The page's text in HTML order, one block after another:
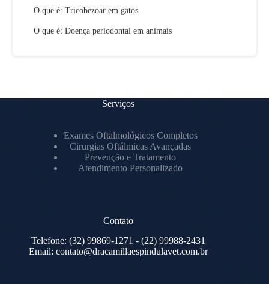
O que é: Tricobezoar em gatos
O que é: Doença periodontal em animais
Serviços
Exames Oftalmológicos Completos
Cirurgias Oftálmicas Avançadas
Prevenção e Tratamento
Atendimento Personalizado
Contato
Telefone: (32) 99869-1271 - (22) 99988-2431
Email:contato@dracamillaespindulavet.com.br